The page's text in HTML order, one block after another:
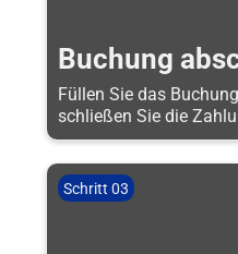
Buchung
Füllen Sie das
schließen Sie die
Schritt 03